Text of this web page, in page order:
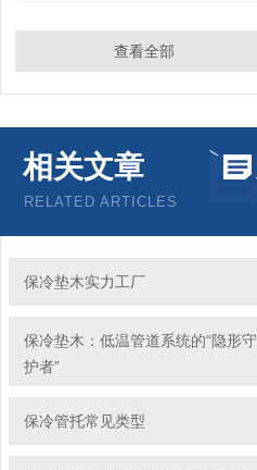
查看全部
相关文章
RELATED ARTICLES
保冷垫木实力工厂
保冷垫木：低温管道系统的“隐形守
护者”
保冷管托常见类型